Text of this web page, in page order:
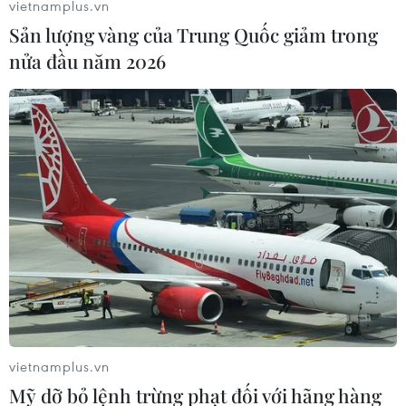
Dow Jones lập đỉnh kỷ lục nhờ diễn
biến tích cực tại Trung Đông
05/08/2026 23:27
Vận chuyển quá cảnh hàng giả và
xâm phạm sở hữu trí tuệ diễn biến
phức tạp
05/08/2026 13:44
Xuất khẩu gạo Thái Lan giảm gần
19% trong nửa đầu năm 2026
05/08/2026 11:36
vietnamplus.vn
Sản lượng vàng của Trung Quốc giảm trong
nửa đầu năm 2026
vietnamplus.vn
Mỹ dỡ bỏ lệnh trừng phạt đối với hãng hàng